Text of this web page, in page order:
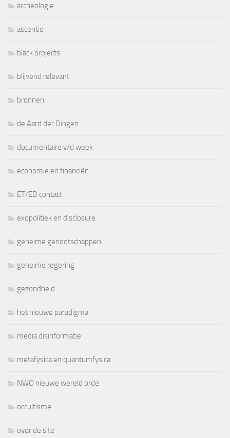
archeologie
ascentie
black projects
blijvend relevant
bronnen
de Aard der Dingen
documentaire v/d week
economie en financiën
ET/ED contact
exopolitiek en disclosure
geheime genootschappen
geheime regering
gezondheid
het nieuwe paradigma
media disinformatie
metafysica en quantumfysica
NWO nieuwe wereld orde
occultisme
over de site